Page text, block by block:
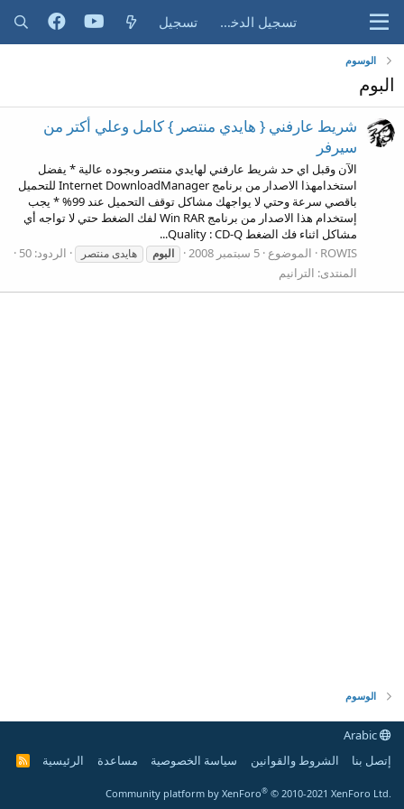
تسجيل الدخول تسجيل
الوسوم
البوم
شريط عارفني { هايدي منتصر } كامل وعلي أكتر من
سيرفر
الآن وقبل اي حد شريط عارفني لهايدي منتصر وبجوده عالية * يفضل
استخدامهذا الاصدار من برنامج Internet DownloadManager للتحميل
باقصي سرعة وحتي لا يواجهك مشاكل توقف التحميل عند 99% * يجب
إستخدام هذا الاصدار من برنامج Win RAR لفك الضغط حتي لا تواجه أي
مشاكل اثناء فك الضغط Quality : CD-Q...
ROWIS
الموضوع 5 سبتمبر 2008 البوم هايدى منتصر
الردود: 50
المنتدى: الترانيم
الوسوم
إتصل بنا
الشروط والقوانين سياسة الخصوصية مساعدة الرئيسية
R
Community platform by XenForo® © 2010-2021 XenForo Ltd.